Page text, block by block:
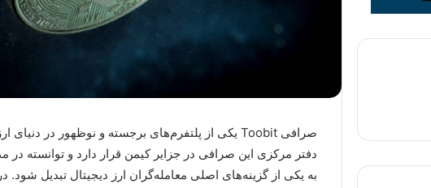
دفتر مرکزی این صرافی در جزایر کیمن قرار دارد و توانسته در